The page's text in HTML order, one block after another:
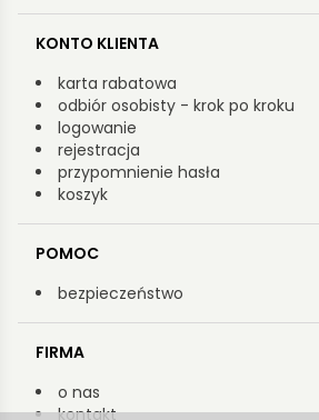
KONTO KLIENTA
karta rabatowa
odbiór osobisty - krok po kroku
logowanie
rejestracja
przypomnienie hasła
koszyk
POMOC
bezpieczeństwo
FIRMA
o nas
kontakt